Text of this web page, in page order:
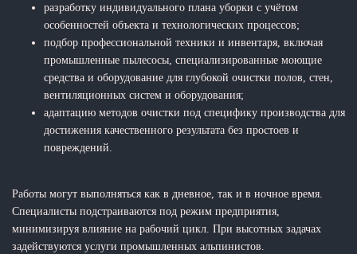
разработку индивидуального плана уборки с учётом
особенностей объекта и технологических процессов;
подбор профессиональной техники и инвентаря, включая
промышленные пылесосы, специализированные моющие
средства и оборудование для глубокой очистки полов, стен,
вентиляционных систем и оборудования;
адаптацию методов очистки под специфику производства для
достижения качественного результата без простоев и
повреждений.
Работы могут выполняться как в дневное, так и в ночное время.
Специалисты подстраиваются под режим предприятия,
минимизируя влияние на рабочий цикл. При высотных задачах
задействуются услуги промышленных альпинистов.